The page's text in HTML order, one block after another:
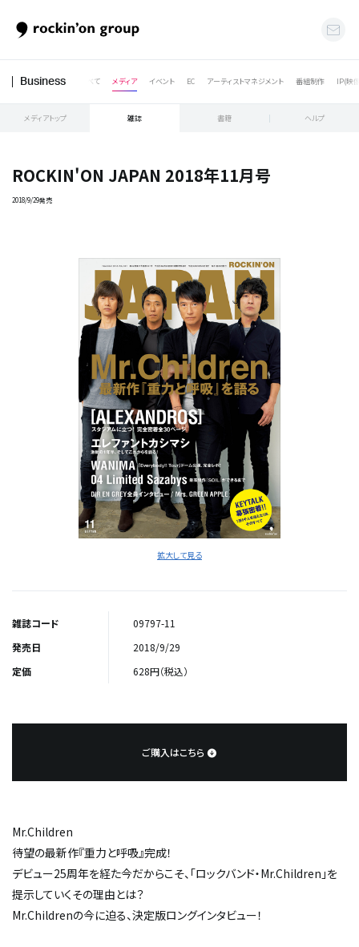
Business すべて メディア イベント EC アーティストマネジメント 番組制作 IP(映
メディアトップ 雑誌 書籍 ヘルプ
ROCKIN'ON JAPAN 2018年11月号
2018/9/29発売
拡大して見る
雑誌コード
09797-11
発売日
2018/9/29
定価
628円（税込）
ご購入はこちら
Mr.Children
待望の最新作『重力と呼吸』完成！
デビュー25周年を経た今だからこそ、「ロックバンド・Mr.Children」を
提示していくその理由とは？
Mr.Childrenの今に迫る、決定版ロングインタビュー！